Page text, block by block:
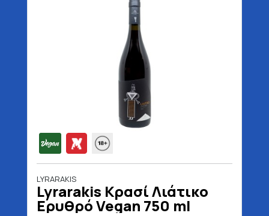
LYRARAKIS
Lyrarakis Κρασί Λιάτικο
Ερυθρό Vegan 750 ml